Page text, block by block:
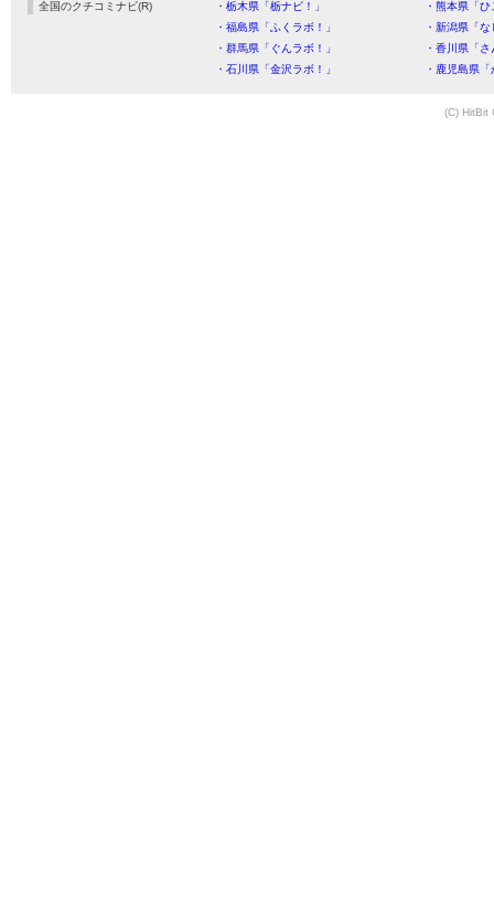
全国のクチコミナビ(R) ・栃木県「栃ナビ！」
・熊本県「
・福島県「ふくラボ！」
・新潟県「
・群馬県「ぐんラボ！」
・香川県「
・石川県「金沢ラボ！」
・鹿児島県
(C) HitBit